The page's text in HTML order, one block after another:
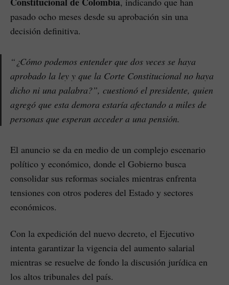
pasado ocho meses desde su aprobación sin una
decisión definitiva.
“¿Cómo podemos entender que dos veces se haya
aprobado la ley y que la Corte Constitucional no haya
dicho ni una palabra?”, cuestionó el presidente, quien
agregó que esta demora estaría afectando a miles de
personas que esperan acceder a una pensión.
El anuncio se da en medio de un complejo escenario
político y económico, donde el Gobierno busca
consolidar sus reformas sociales mientras enfrenta
tensiones con otros poderes del Estado y sectores
económicos.
Con la expedición del nuevo decreto, el Ejecutivo
intenta garantizar la vigencia del aumento salarial
mientras se resuelve de fondo la discusión jurídica en
los altos tribunales del país.